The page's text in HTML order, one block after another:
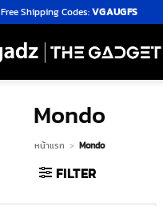
Free Shipping Codes:VGAUGFS
Mondo
หน้าแรก > Mondo
FILTER